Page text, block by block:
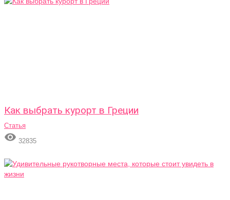
Как выбрать курорт в Греции
Статья
 32835